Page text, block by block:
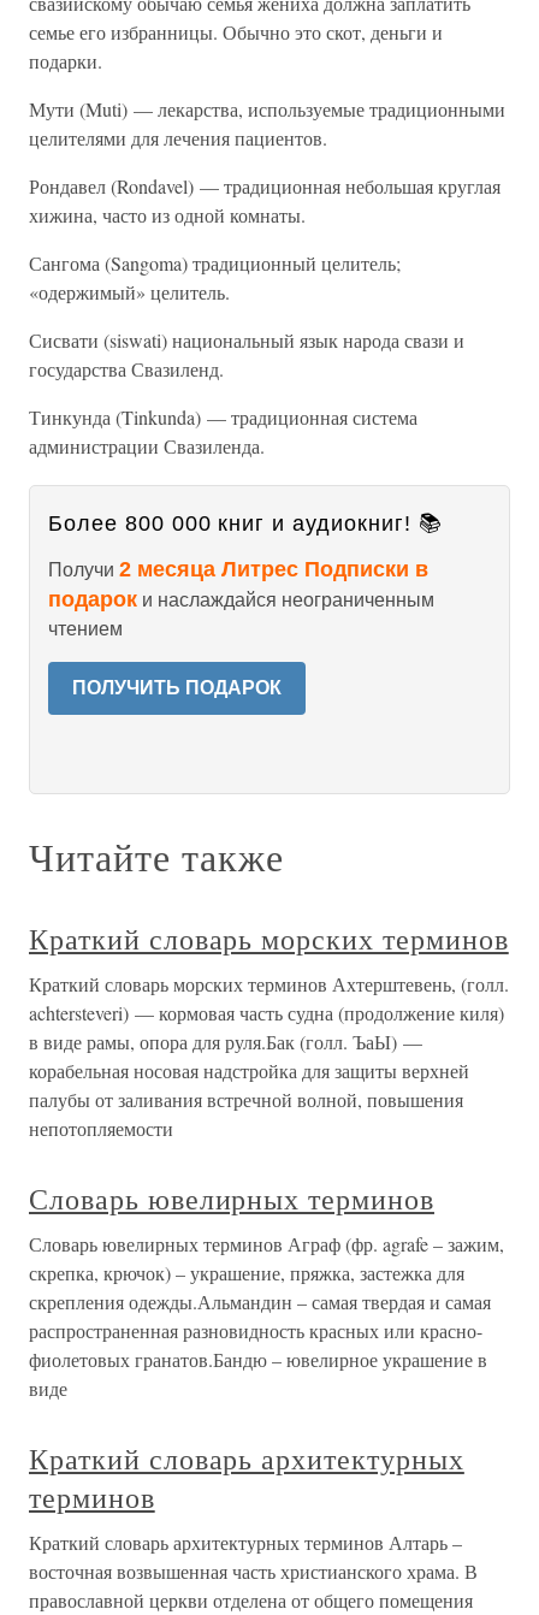
семье его избранницы. Обычно это скот, деньги и
подарки.
Мути (Muti) — лекарства, используемые традиционными
целителями для лечения пациентов.
Рондавел (Rondavel) — традиционная небольшая круглая
хижина, часто из одной комнаты.
Сангома (Sangoma) традиционный целитель;
«одержимый» целитель.
Сисвати (siswati) национальный язык народа свази и
государства Свазиленд.
Тинкунда (Tinkunda) — традиционная система
администрации Свазиленда.
Более 800 000 книг и аудиокниг! 📚
Получи 2 месяца Литрес Подписки в
подарок и наслаждайся неограниченным
чтением
ПОЛУЧИТЬ ПОДАРОК
Читайте также
Краткий словарь морских терминов
Краткий словарь морских терминов Ахтерштевень, (голл.
achtersteveri) — кормовая часть судна (продолжение киля)
в виде рамы, опора для руля.Бак (голл. ЪаЫ) —
корабельная носовая надстройка для защиты верхней
палубы от заливания встречной волной, повышения
непотопляемости
Словарь ювелирных терминов
Словарь ювелирных терминов Аграф (фр. agrafe – зажим,
скрепка, крючок) – украшение, пряжка, застежка для
скрепления одежды.Альмандин – самая твердая и самая
распространенная разновидность красных или красно-
фиолетовых гранатов.Бандю – ювелирное украшение в
виде
Краткий словарь архитектурных
терминов
Краткий словарь архитектурных терминов Алтарь –
восточная возвышенная часть христианского храма. В
православной церкви отделена от общего помещения